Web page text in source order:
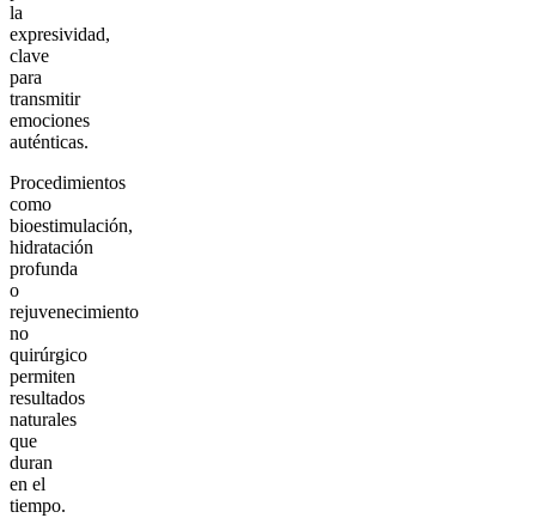
la
expresividad,
clave
para
transmitir
emociones
auténticas.
Procedimientos
como
bioestimulación,
hidratación
profunda
o
rejuvenecimiento
no
quirúrgico
permiten
resultados
naturales
que
duran
en el
tiempo.